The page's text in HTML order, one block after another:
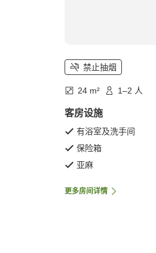
禁止抽烟
24 m² 1–2 人
客房设施
有浴室及洗手间
保险箱
亚麻
更多房间详情